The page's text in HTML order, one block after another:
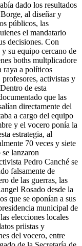
dado los resultados
al diseñar y
públicos, las
el mandatario
decisiones. Con
su equipo cercano de
boths multplicadore
raya a políticos
profesores, activistas y
de esta
que las
directamente del
a cargo del equipo
y el vocero ponía la
estrategia, al
70 veces y siete
lanzaron
Pedro Canché se
falsamente de
de las guerras, las
Rosado desde la
que se oponían a sus
municipal de
elecciones locales
priistas y
del vocero, entre